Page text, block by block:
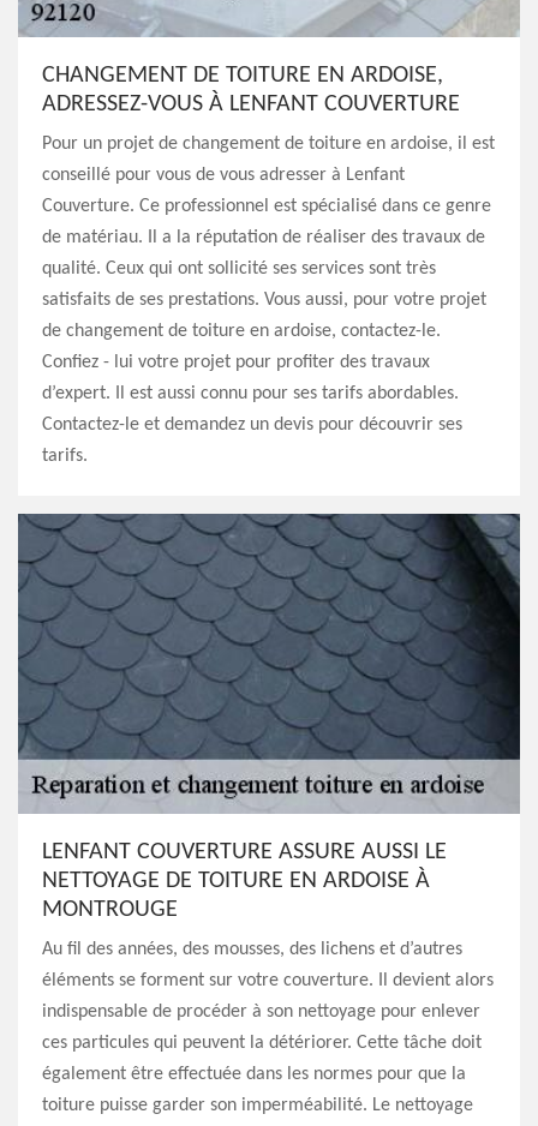
CHANGEMENT DE TOITURE EN ARDOISE,
ADRESSEZ-VOUS À LENFANT COUVERTURE
Pour un projet de changement de toiture en ardoise, il est
conseillé pour vous de vous adresser à Lenfant
Couverture. Ce professionnel est spécialisé dans ce genre
de matériau. Il a la réputation de réaliser des travaux de
qualité. Ceux qui ont sollicité ses services sont très
satisfaits de ses prestations. Vous aussi, pour votre projet
de changement de toiture en ardoise, contactez-le.
Confiez - lui votre projet pour profiter des travaux
d’expert. Il est aussi connu pour ses tarifs abordables.
Contactez-le et demandez un devis pour découvrir ses
tarifs.
LENFANT COUVERTURE ASSURE AUSSI LE
NETTOYAGE DE TOITURE EN ARDOISE À
MONTROUGE
Au fil des années, des mousses, des lichens et d’autres
éléments se forment sur votre couverture. Il devient alors
indispensable de procéder à son nettoyage pour enlever
ces particules qui peuvent la détériorer. Cette tâche doit
également être effectuée dans les normes pour que la
toiture puisse garder son imperméabilité. Le nettoyage